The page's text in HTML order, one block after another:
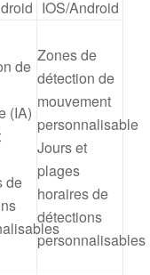
IOS/Android
de
(IA)
de
Zones de
détection de
mouvement
personnalisable
Jours et
plages
horaires de
détections
personnalisables